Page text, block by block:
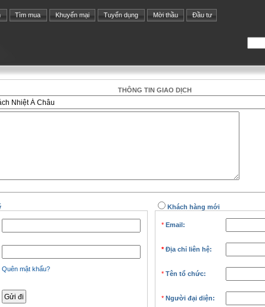
Tìm mua Khuyến mại Tuyển dụng Mời thầu Đầu tư
THÔNG TIN GIAO DỊCH
Quên mật khẩu?
Khách hàng mới
* Email:
*Địa chỉ liên hệ:
* Tên tổ chức:
* Người đại diện: